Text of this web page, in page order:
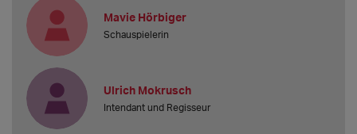
Mavie Hörbiger
Schauspielerin
Ulrich Mokrusch
Intendant und Regisseur